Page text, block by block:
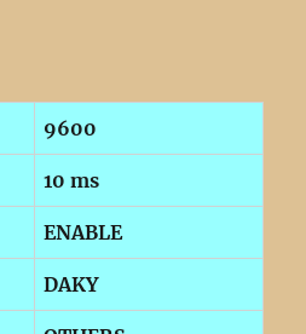
9600
10 ms
ENABLE
DAKY